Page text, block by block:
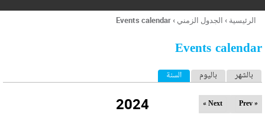
ر
ل
ح
أنت
هنا
الرئيسية › الجدول الزمني ›
Events calendar
Events calendar
ا
ل
ب
بالشهر باليوم السنة (علامة التبويب النشطة)
2024 « Prev
Next »